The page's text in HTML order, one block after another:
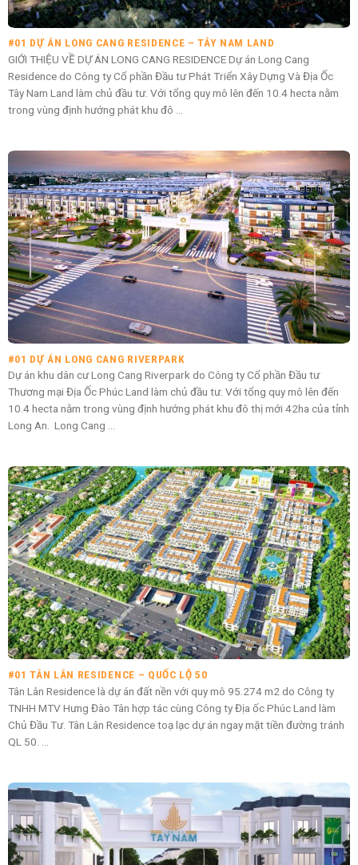
#01 DỰ ÁN LONG CANG RESIDENCE – TÂY NAM LAND
GIỚI THIỆU VỀ DỰ ÁN LONG CANG RESIDENCE Dự án Long Cang
Residence do Công ty Cổ phần Đầu tư Phát Triển Xây Dựng Và Địa Ốc
Tây Nam Land làm chủ đầu tư. Với tổng quy mô lên đến 10.4 hecta nằm
trong vùng định hướng phát khu đô ...
#01 DỰ ÁN LONG CANG RIVERPARK
Dự án khu dân cư Long Cang Riverpark do Công ty Cổ phần Đầu tư
Thương mại Địa Ốc Phúc Land làm chủ đầu tư. Với tổng quy mô lên đến
10.4 hecta nằm trong vùng định hướng phát khu đô thị mới 42ha của tỉnh
Long An. Long Cang ...
#01 TÂN LÂN RESIDENCE – QUỐC LỘ 50
Tân Lân Residence là dự án đất nền với quy mô 95.274 m2 do Công ty
TNHH MTV Hưng Đào Tân hợp tác cùng Công ty Địa ốc Phúc Land làm
Chủ Đầu Tư. Tân Lân Residence toạ lạc dự án ngay mặt tiền đường tránh
QL 50. ...